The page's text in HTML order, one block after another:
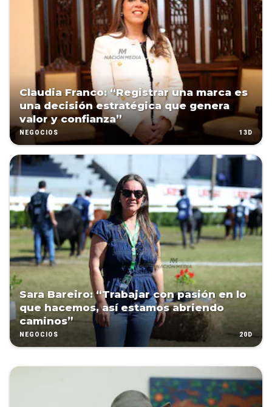
Claudia Franco: “Registrar una marca es
una decisión estratégica que genera
valor y confianza”
NEGOCIOS 13D
Sara Bareiro: “Trabajar con pasión en lo
que hacemos, así estamos abriendo
caminos”
NEGOCIOS 20D